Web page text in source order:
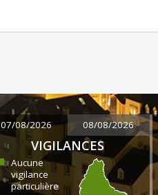
07/08/2026 08/08/2026
VIGILANCES
Aucune
vigilance
particulière